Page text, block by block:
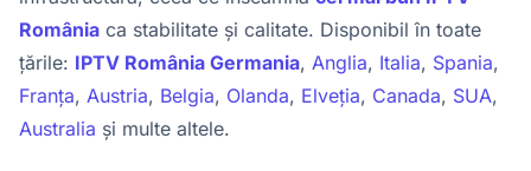
România ca stabilitate și calitate. Disponibil în toate
țările: IPTV România Germania, Anglia, Italia, Spania,
Franța, Austria, Belgia, Olanda, Elveția, Canada, SUA,
Australia și multe altele.